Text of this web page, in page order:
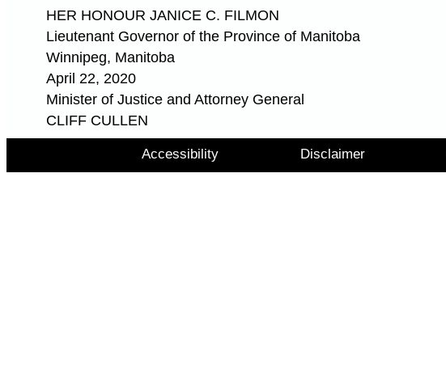
HER HONOUR JANICE C. FILMON
Lieutenant Governor of the Province of Manitoba
Winnipeg, Manitoba
April 22, 2020
Minister of Justice and Attorney General
CLIFF CULLEN
Accessibility Disclaimer